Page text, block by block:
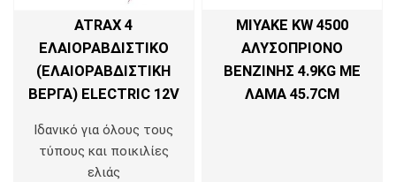
ATRAX 4
ΕΛΑΙΟΡΑΒΔΙΣΤΙΚΟ
(ΕΛΑΙΟΡΑΒΔΙΣΤΙΚΗ
ΒΕΡΓΑ) ELECTRIC 12V
Ιδανικό για όλους τους
τύπους και ποικιλίες
ελιάς
MIYAKE KW 4500
ΑΛΥΣΟΠΡΊΟΝΟ
ΒΕΝΖΊΝΗΣ 4.9KG ΜΕ
ΛΆΜΑ 45.7CM